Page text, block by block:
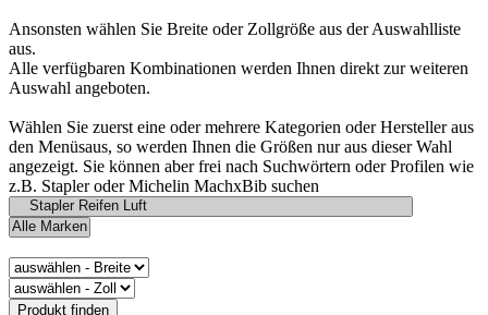
Ansonsten wählen Sie Breite oder Zollgröße aus der Auswahlliste
aus.
Alle verfügbaren Kombinationen werden Ihnen direkt zur weiteren
Auswahl angeboten.
Wählen Sie zuerst eine oder mehrere Kategorien oder Hersteller aus
den Menüsaus, so werden Ihnen die Größen nur aus dieser Wahl
angezeigt. Sie können aber frei nach Suchwörtern oder Profilen wie
z.B. Stapler oder Michelin MachxBib suchen